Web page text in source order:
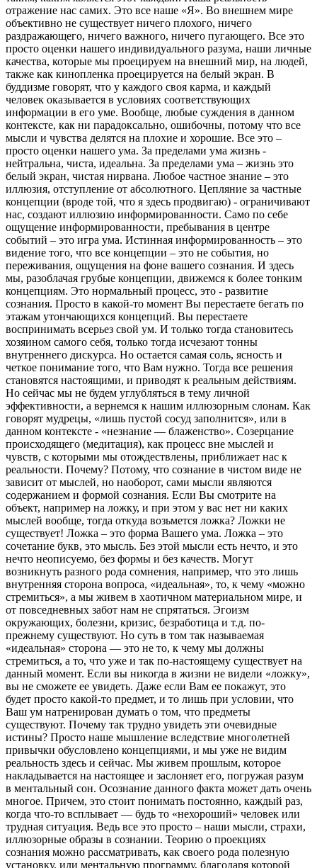
отражение нас самих. Это все наше «Я». Во внешнем мире
объективно не существует ничего плохого, ничего
раздражающего, ничего важного, ничего пугающего. Все это
просто оценки нашего индивидуального разума, наши личные
качества, которые мы проецируем на внешний мир, на людей,
также как кинопленка проецируется на белый экран. В
буддизме говорят, что у каждого своя карма, и каждый
человек оказывается в условиях соответствующих
информации в его уме. Вообще, любые суждения в данном
контексте, как ни парадоксально, ошибочны, потому что все
мысли и чувства делятся на плохие и хорошие. Все это –
просто оценки нашего ума. За пределами ума жизнь -
нейтральна, чиста, идеальна. За пределами ума – жизнь это
белый экран, чистая нирвана. Любое частное знание – это
иллюзия, отступление от абсолютного. Цепляние за частные
концепции (вроде той, что я здесь продвигаю) - ограничивают
нас, создают иллюзию информированности. Само по себе
ощущение информированности, пребывания в центре
событий – это игра ума. Истинная информированность – это
видение того, что все концепции – это не события, но
переживания, ощущения на фоне вашего сознания. И здесь
мы, разоблачая грубые концепции, движемся к более тонким
концепциям. Это нормальный процесс, это - развитие
сознания. Просто в какой-то момент Вы перестаете бегать по
этажам утончающихся концепций. Вы перестаете
воспринимать всерьез свой ум. И только тогда становитесь
хозяином самого себя, только тогда исчезают тонны
внутреннего дискурса. Но остается самая соль, ясность и
четкое понимание того, что Вам нужно. Тогда все решения
становятся настоящими, и приводят к реальным действиям.
Но сейчас мы не будем углубляться в тему личной
эффективности, а вернемся к нашим иллюзорным слонам. Как
говорят мудрецы, «лишь пустой сосуд заполнится», или в
данном контексте - «незнание — блаженство». Созерцание
происходящего (медитация), как процесс вне мыслей и
чувств, с которыми мы отождествлены, приближает нас к
реальности. Почему? Потому, что сознание в чистом виде не
зависит от мыслей, но наоборот, сами мысли являются
содержанием и формой сознания. Если Вы смотрите на
объект, например на ложку, и при этом у вас нет ни каких
мыслей вообще, тогда откуда возьмется ложка? Ложки не
существует! Ложка – это форма Вашего ума. Ложка – это
сочетание букв, это мысль. Без этой мысли есть нечто, и это
нечто неописуемо, без формы и без качеств. Могут
возникнуть разного рода сомнения, например, что это лишь
внутренняя сторона вопроса, «идеальная», то, к чему «можно
стремиться», а мы живем в хаотичном материальном мире, и
от повседневных забот нам не спрятаться. Эгоизм
окружающих, болезни, кризис, безработица и т.д. по-
прежнему существуют. Но суть в том так называемая
«идеальная» сторона — это не то, к чему мы должны
стремиться, а то, что уже и так по-настоящему существует на
данный момент. Если вы никогда в жизни не видели «ложку»,
вы не сможете ее увидеть. Даже если Вам ее покажут, это
будет просто какой-то предмет, и то лишь при условии, что
Ваш ум натренирован думать о том, что предметы
существуют. Почему так трудно увидеть эти очевидные
истины? Просто наше мышление вследствие многолетней
привычки обусловлено концепциями, и мы уже не видим
реальность здесь и сейчас. Мы живем прошлым, которое
накладывается на настоящее и заслоняет его, погружая разум
в ментальный сон. Осознание данного факта может дать очень
многое. Причем, это стоит понимать постоянно, каждый раз,
когда что-то всплывает — будь то «нехороший» человек или
трудная ситуация. Ведь все это просто – наши мысли, страхи,
иллюзорные образы в сознании. Теорию о проекциях
сознания можно рассматривать, как своего рода полезную
установку, или ментальную программу, благодаря которой